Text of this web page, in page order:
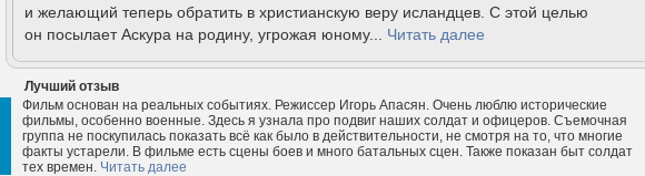
и желающий теперь обратить в христианскую веру исландцев. С этой целью
он посылает Аскура на родину, угрожая юному... Читать далее
Лучший отзыв
Фильм основан на реальных событиях. Режиссер Игорь Апасян. Очень люблю исторические
фильмы, особенно военные. Здесь я узнала про подвиг наших солдат и офицеров. Съемочная
группа не поскупилась показать всё как было в действительности, не смотря на то, что многие
факты устарели. В фильме есть сцены боев и много батальных сцен. Также показан быт солдат
тех времен. Читать далее